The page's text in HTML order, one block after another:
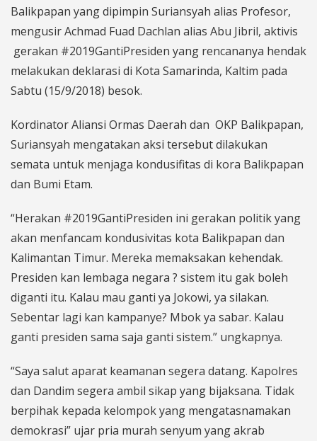
Balikpapan yang dipimpin Suriansyah alias Profesor,
mengusir Achmad Fuad Dachlan alias Abu Jibril, aktivis
gerakan #2019GantiPresiden yang rencananya hendak
melakukan deklarasi di Kota Samarinda, Kaltim pada
Sabtu (15/9/2018) besok.
Kordinator Aliansi Ormas Daerah dan OKP Balikpapan,
Suriansyah mengatakan aksi tersebut dilakukan
semata untuk menjaga kondusifitas di kora Balikpapan
dan Bumi Etam.
“Herakan #2019GantiPresiden ini gerakan politik yang
akan menfancam kondusivitas kota Balikpapan dan
Kalimantan Timur. Mereka memaksakan kehendak.
Presiden kan lembaga negara ? sistem itu gak boleh
diganti itu. Kalau mau ganti ya Jokowi, ya silakan.
Sebentar lagi kan kampanye? Mbok ya sabar. Kalau
ganti presiden sama saja ganti sistem.” ungkapnya.
“Saya salut aparat keamanan segera datang. Kapolres
dan Dandim segera ambil sikap yang bijaksana. Tidak
berpihak kepada kelompok yang mengatasnamakan
demokrasi” ujar pria murah senyum yang akrab